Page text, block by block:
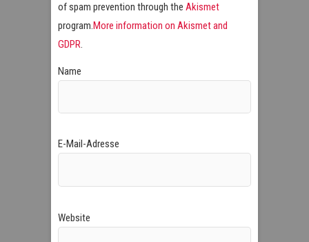
of spam prevention through the Akismet
program.More information on Akismet and
GDPR.
Name
E-Mail-Adresse
Website